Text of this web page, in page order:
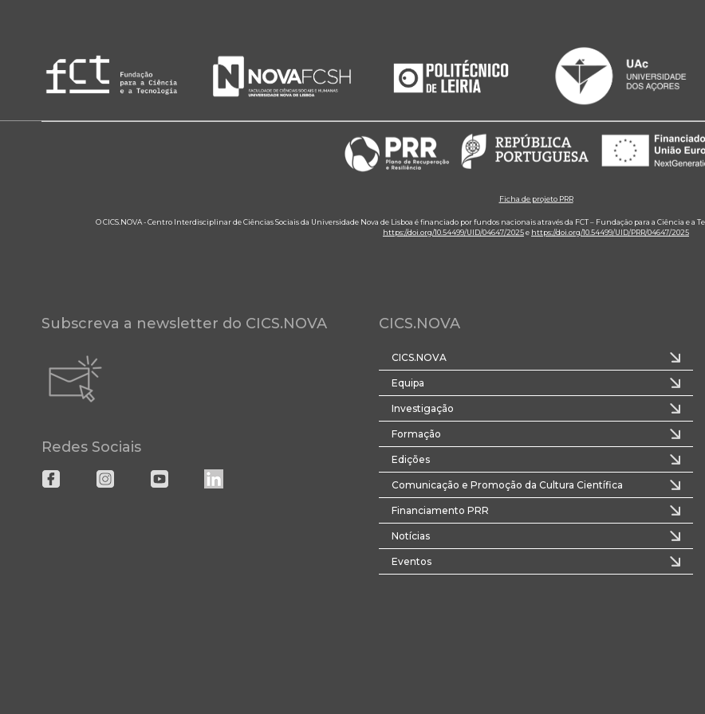
Ficha de projeto PRR
O CICS.NOVA - Centro Interdisciplinar de Ciências Sociais da Universidade Nova de Lisboa é financiado por fundos nacionais através da FCT – Fundação para a Ciência e a
https://doi.org/10.54499/UID/04647/2025e https://doi.org/10.54499/UID/PRR/04647/2025
Subscreva a newsletter do CICS.NOVA
Redes Sociais
CICS.NOVA
CICS.NOVA
Equipa
Investigação
Formação
Edições
Comunicação e Promoção da Cultura Científica
Financiamento PRR
Notícias
Eventos